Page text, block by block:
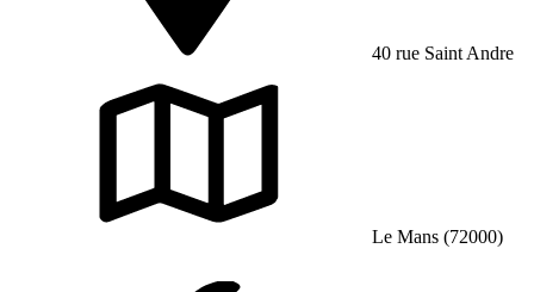
40 rue Saint Andre
Le Mans (72000)